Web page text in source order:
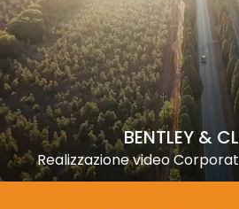
BENTLEY &
Realizzazione video